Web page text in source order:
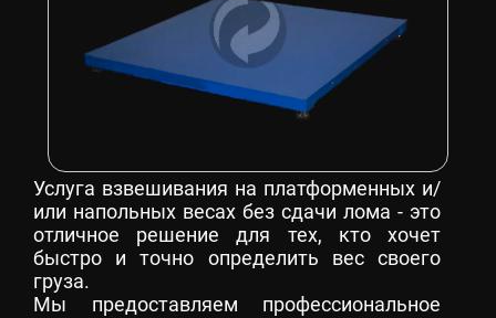
Услуга взвешивания на платформенных и/
или напольных весах без сдачи лома - это
отличное решение для тех, кто хочет
быстро и точно определить вес своего
груза.
Мы предоставляем профессиональное